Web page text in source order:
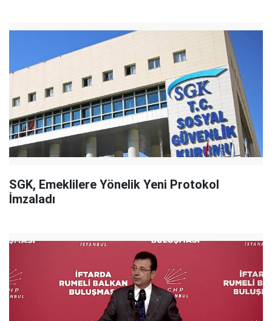
SGK, Emeklilere Yönelik Yeni Protokol
İmzaladı